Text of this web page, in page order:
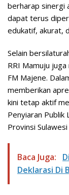
berharap sinergi
dapat terus
edukatif, akurat,
Selain
RRI Mamuju
FM Majene.
memberikan
kini tetap aktif
Penyiaran Publik
Provinsi
Baca Juga:
Deklarasi Di